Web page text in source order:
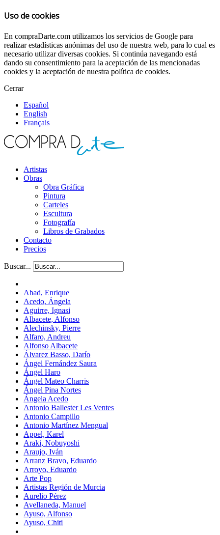
Uso de cookies
En compraDarte.com utilizamos los servicios de Google para
realizar estadísticas anónimas del uso de nuestra web, para lo cual es
necesario utilizar diversas cookies. Si continúa navegando está
dando su consentimiento para la aceptación de las mencionadas
cookies y la aceptación de nuestra política de cookies.
Cerrar
Español
English
Français
Artistas
Obras
Obra Gráfica
Pintura
Carteles
Escultura
Fotografía
Libros de Grabados
Contacto
Precios
Buscar...
Abad, Enrique
Acedo, Ángela
Aguirre, Ignasi
Albacete, Alfonso
Alechinsky, Pierre
Alfaro, Andreu
Alfonso Albacete
Álvarez Basso, Darío
Ángel Fernández Saura
Ángel Haro
Ángel Mateo Charris
Ángel Pina Nortes
Ángela Acedo
Antonio Ballester Les Ventes
Antonio Campillo
Antonio Martínez Mengual
Appel, Karel
Araki, Nobuyoshi
Araujo, Iván
Arranz Bravo, Eduardo
Arroyo, Eduardo
Arte Pop
Artistas Región de Murcia
Aurelio Pérez
Avellaneda, Manuel
Ayuso, Alfonso
Ayuso, Chiti